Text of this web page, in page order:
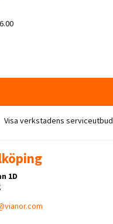
Visa verkstadens serviceutbud
1D